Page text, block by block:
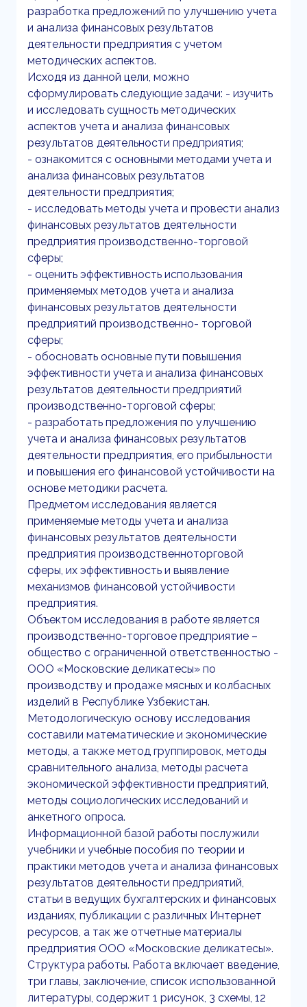
разработка предложений по улучшению учета
и анализа финансовых результатов
деятельности предприятия с учетом
методических аспектов.
Исходя из данной цели, можно
сформулировать следующие задачи: - изучить
и исследовать сущность методических
аспектов учета и анализа финансовых
результатов деятельности предприятия;
- ознакомится с основными методами учета и
анализа финансовых результатов
деятельности предприятия;
- исследовать методы учета и провести анализ
финансовых результатов деятельности
предприятия производственно-торговой
сферы;
- оценить эффективность использования
применяемых методов учета и анализа
финансовых результатов деятельности
предприятий производственно- торговой
сферы;
- обосновать основные пути повышения
эффективности учета и анализа финансовых
результатов деятельности предприятий
производственно-торговой сферы;
- разработать предложения по улучшению
учета и анализа финансовых результатов
деятельности предприятия, его прибыльности
и повышения его финансовой устойчивости на
основе методики расчета.
Предметом исследования является
применяемые методы учета и анализа
финансовых результатов деятельности
предприятия производственноторговой
сферы, их эффективность и выявление
механизмов финансовой устойчивости
предприятия.
Объектом исследования в работе является
производственно-торговое предприятие –
общество с ограниченной ответственностью -
ООО «Московские деликатесы» по
производству и продаже мясных и колбасных
изделий в Республике Узбекистан.
Методологическую основу исследования
составили математические и экономические
методы, а также метод группировок, методы
сравнительного анализа, методы расчета
экономической эффективности предприятий,
методы социологических исследований и
анкетного опроса.
Информационной базой работы послужили
учебники и учебные пособия по теории и
практики методов учета и анализа финансовых
результатов деятельности предприятий,
статьи в ведущих бухгалтерских и финансовых
изданиях, публикации с различных Интернет
ресурсов, а так же отчетные материалы
предприятия ООО «Московские деликатесы».
Структура работы. Работа включает введение,
три главы, заключение, список использованной
литературы, содержит 1 рисунок, 3 схемы, 12